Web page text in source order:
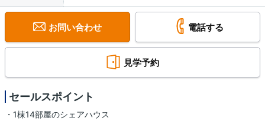
お問い合わせ 電話する
見学予約
セールスポイント
・1棟14部屋のシェアハウス